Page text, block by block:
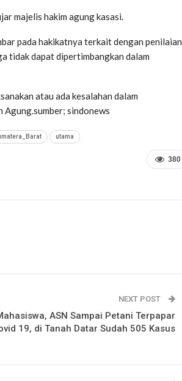
majelis hakim agung kasasi.
pada hakikatnya terkait dengan penilaian
tidak dapat dipertimbangkan dalam
atau ada kesalahan dalam
Agung.sumber; sindonews
utama
380
NEXT POST
ASN Sampai Petani Terpapar
19, di Tanah Datar Sudah 505 Kasus